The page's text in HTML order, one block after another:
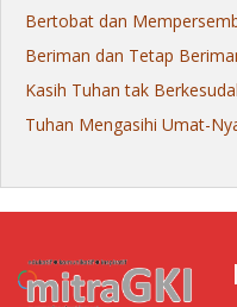
Bertobat dan
Beriman dan Tetap
Kasih Tuhan tak
Tuhan Mengasihi Umat-